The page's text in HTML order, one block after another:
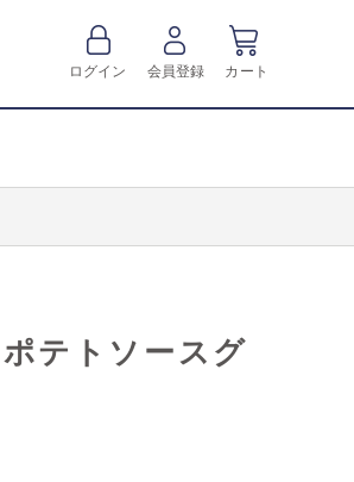
ログイン 会員登録 カート
テトソースグ